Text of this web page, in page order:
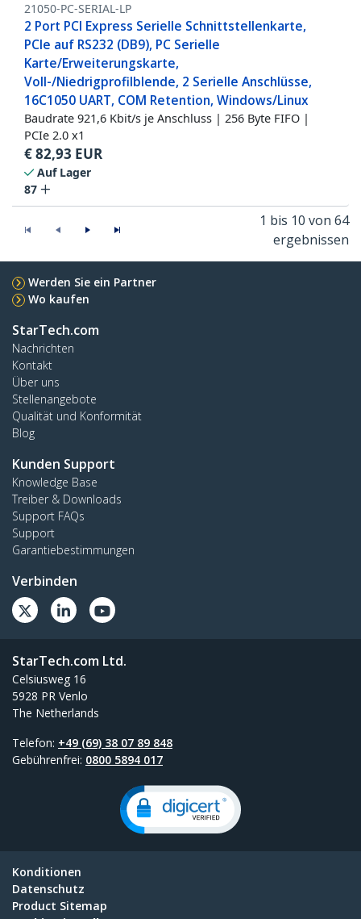
21050-PC-SERIAL-LP
2 Port PCI Express Serielle Schnittstellenkarte,
PCIe auf RS232 (DB9), PC Serielle
Karte/Erweiterungskarte,
Voll-/Niedrigprofilblende, 2 Serielle Anschlüsse,
16C1050 UART, COM Retention, Windows/Linux
Baudrate 921,6 Kbit/s je Anschluss | 256 Byte FIFO |
PCIe 2.0 x1
€82,93 EUR
Auf Lager
87
1 bis 10 von 64
ergebnissen
Werden Sie ein Partner
Wo kaufen
StarTech.com
Nachrichten
Kontakt
Über uns
Stellenangebote
Qualität und Konformität
Blog
Kunden Support
Knowledge Base
Treiber & Downloads
Support FAQs
Support
Garantiebestimmungen
Verbinden
StarTech.com Ltd.
Celsiusweg 16
5928 PR Venlo
The Netherlands
Telefon: +49 (69) 38 07 89 848
Gebührenfrei: 0800 5894 017
Konditionen
Datenschutz
Product Sitemap